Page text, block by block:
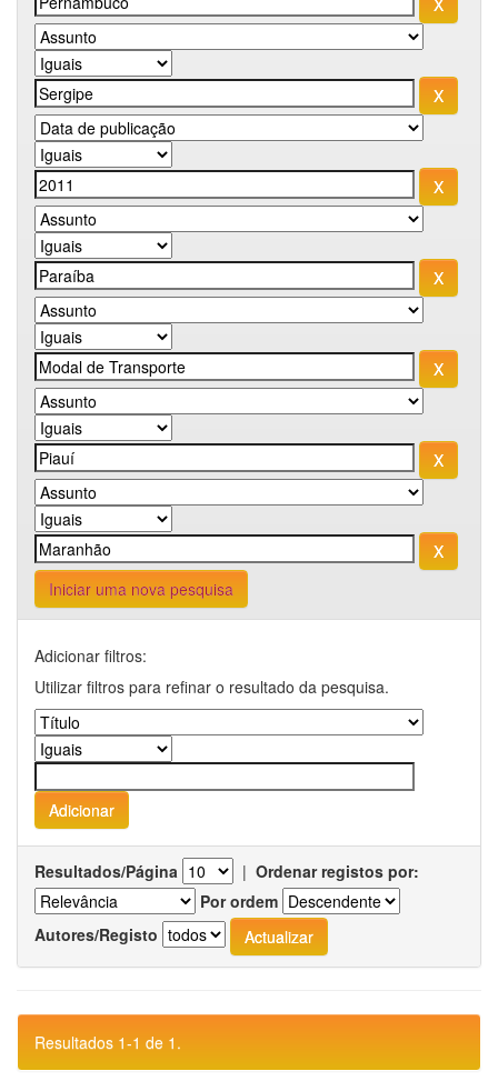
Iniciar uma nova pesquisa
Adicionar filtros:
Utilizar filtros para refinar o resultado da pesquisa.
Resultados/Página | Ordenar registos por:
Por ordem
Autores/Registo
Resultados 1-1 de 1.